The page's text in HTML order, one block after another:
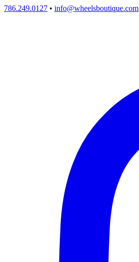
786.249.0127 • info@wheelsboutique.com